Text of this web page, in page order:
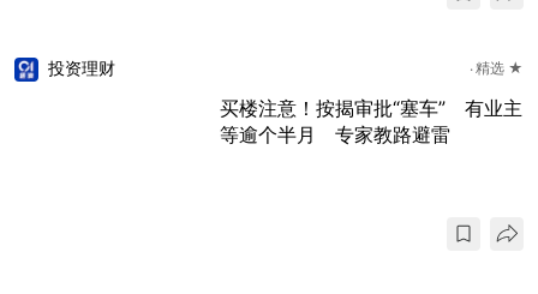
投资理财 精选 ★
买楼注意！按揭审批“塞车” 有业主
等逾个半月 专家教路避雷